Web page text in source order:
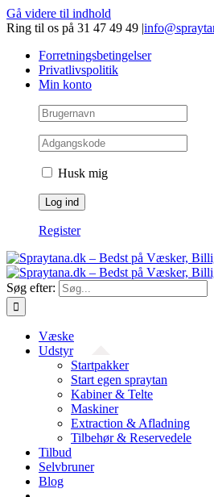
Gå videre til indhold
Ring til os på 31 47 49 49 |
Forretningsbetingelser
Privatlivspolitik
Min konto
Husk mig
Register
Søg efter:
Væske
Udstyr
Startpakker
Start egen spraytan
Kabiner & Telte
Maskiner
Extraction & Afladning
Tilbehør & Reservedele
Tilbud
Selvbruner
Blog